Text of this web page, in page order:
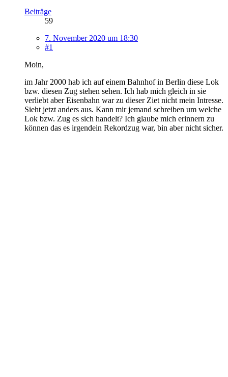
Beiträge
59
7. November 2020 um 18:30
#1
Moin,
im Jahr 2000 hab ich auf einem Bahnhof in Berlin diese Lok
bzw. diesen Zug stehen sehen. Ich hab mich gleich in sie
verliebt aber Eisenbahn war zu dieser Ziet nicht mein Intresse.
Sieht jetzt anders aus. Kann mir jemand schreiben um welche
Lok bzw. Zug es sich handelt? Ich glaube mich erinnern zu
können das es irgendein Rekordzug war, bin aber nicht sicher.